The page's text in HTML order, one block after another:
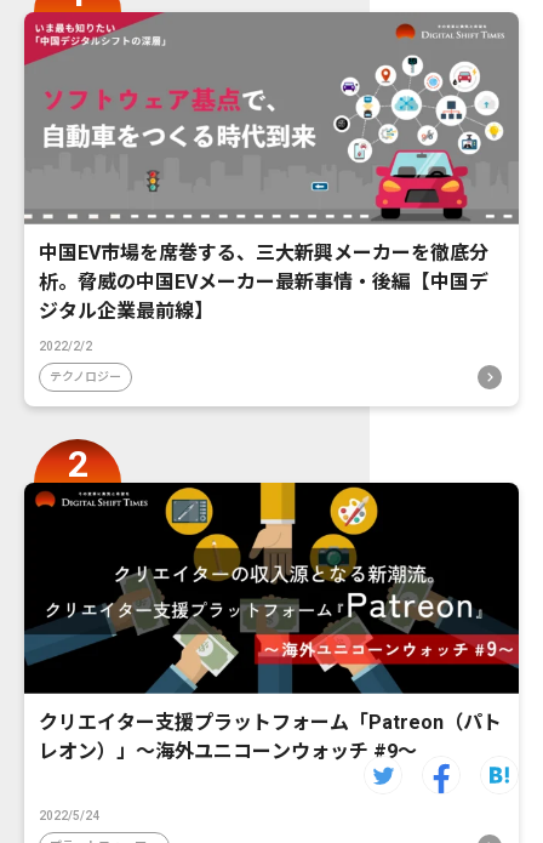
中国EV市場を席巻する、三大新興メーカーを徹底分
析。脅威の中国EVメーカー最新事情・後編【中国デ
ジタル企業最前線】
2022/2/2
テクノロジー
クリエイター支援プラットフォーム「Patreon（パト
レオン）」〜海外ユニコーンウォッチ #9〜
2022/5/24